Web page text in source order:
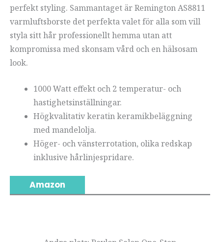
perfekt styling. Sammantaget är Remington AS8811
varmluftsborste det perfekta valet för alla som vill
styla sitt hår professionellt hemma utan att
kompromissa med skonsam vård och en hälsosam
look.
1000 Watt effekt och 2 temperatur- och
hastighetsinställningar.
Högkvalitativ keratin keramikbeläggning
med mandelolja.
Höger- och vänsterrotation, olika redskap
inklusive hårlinjespridare.
Amazon